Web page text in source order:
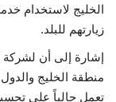
الخليج لاستخدام
زيارتهم للبلد.
إشارة إلى أن
منطقة الخليج والدول
تعمل حالياً على